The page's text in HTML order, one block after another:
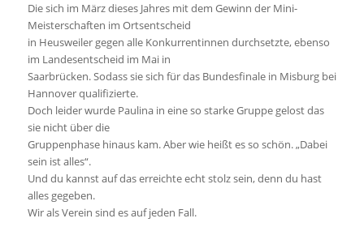
Die sich im März dieses Jahres mit dem Gewinn der Mini-
Meisterschaften im Ortsentscheid
in Heusweiler gegen alle Konkurrentinnen durchsetzte, ebenso
im Landesentscheid im Mai in
Saarbrücken. Sodass sie sich für das Bundesfinale in Misburg bei
Hannover qualifizierte.
Doch leider wurde Paulina in eine so starke Gruppe gelost das
sie nicht über die
Gruppenphase hinaus kam. Aber wie heißt es so schön. „Dabei
sein ist alles“.
Und du kannst auf das erreichte echt stolz sein, denn du hast
alles gegeben.
Wir als Verein sind es auf jeden Fall.